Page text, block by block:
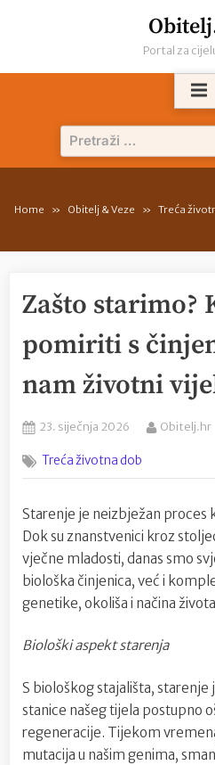
Portal za
Pretraži:
Home Obitelj & Veze Treća
Zašto starimo?
pomiriti s
nam životni
Posted
23. siječnja 2026 By
Obitelj.hr
Treća životna dob
Starenje je neizbježan proces
Dok su znanstvenici kroz
vječne mladosti, danas smo
biološka činjenica, već i
genetike, okoliša i načina
Biološki aspekt starenja
S biološkog stajališta, starenje
stanice našeg tijela postupno
regeneracije. Tijekom
mutacija u našim genima,